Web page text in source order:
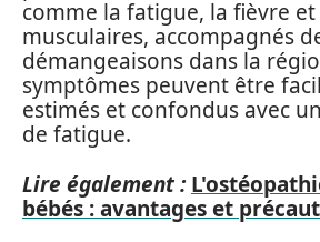
comme la fatigue, la fièvre
musculaires, accompagnés
démangeaisons dans la
symptômes peuvent être
estimés et confondus avec
de fatigue.
Lire également :
bébés : avantages et